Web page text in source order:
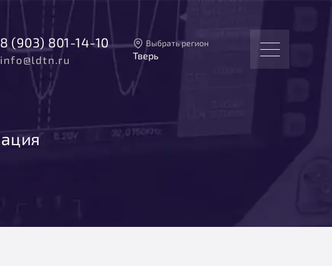
8 (903) 801-14-10
info@ldtn.ru
Выбрать регион
Тверь
Новосибирск